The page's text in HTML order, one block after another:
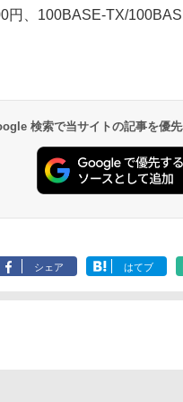
円、100BASE-TX/
検索で当サイトの記事を優
シェア はてブ